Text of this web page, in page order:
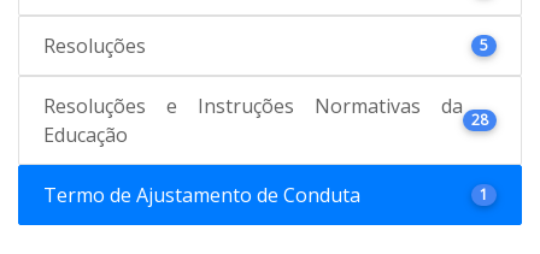
Resoluções 5
Resoluções e Instruções Normativas da
Educação
28
Termo de Ajustamento de Conduta 1